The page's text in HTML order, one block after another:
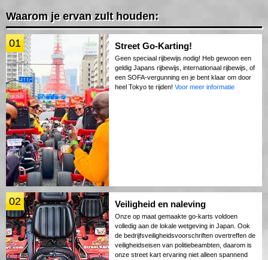
Waarom je ervan zult houden:
01 Street Go-Karting!
Geen speciaal rijbewijs nodig! Heb gewoon een
geldig Japans rijbewijs, internationaal rijbewijs, of
een SOFA-vergunning en je bent klaar om door
heel Tokyo te rijden! Voor meer informatie
02 Veiligheid en naleving
Onze op maat gemaakte go-karts voldoen
volledig aan de lokale wetgeving in Japan. Ook
de bedrijfsveiligheidsvoorschriften overtreffen de
veiligheidseisen van politiebeambten, daarom is
onze street kart ervaring niet alleen spannend